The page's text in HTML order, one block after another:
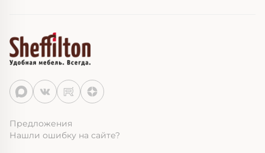
Предложения
Нашли ошибку на сайте?